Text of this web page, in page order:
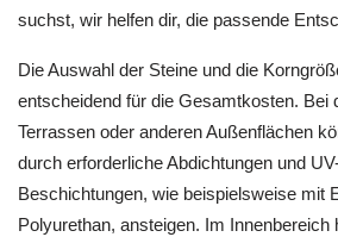
suchst, wir helfen dir, die passende
Die Auswahl der Steine und die
entscheidend für die Gesamtkosten. Bei
Terrassen oder anderen Außenflächen
durch erforderliche Abdichtungen und
Beschichtungen, wie beispielsweise mit
Polyurethan, ansteigen. Im Innenbereich